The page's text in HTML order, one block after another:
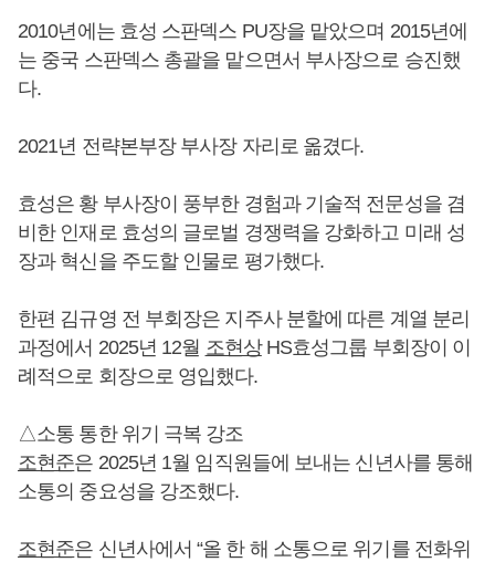
2010년에는 효성 스판덱스 PU장을 맡았으며 2015년에
는 중국 스판덱스 총괄을 맡으면서 부사장으로 승진했
다.
2021년 전략본부장 부사장 자리로 옮겼다.
효성은 황 부사장이 풍부한 경험과 기술적 전문성을 겸
비한 인재로 효성의 글로벌 경쟁력을 강화하고 미래 성
장과 혁신을 주도할 인물로 평가했다.
한편 김규영 전 부회장은 지주사 분할에 따른 계열 분리
과정에서 2025년 12월 조현상HS효성그룹 부회장이 이
례적으로 회장으로 영입했다.
△소통 통한 위기 극복 강조
조현준은 2025년 1월 임직원들에 보내는 신년사를 통해
소통의 중요성을 강조했다.
조현준은 신년사에서 “올 한 해 소통으로 위기를 전화위